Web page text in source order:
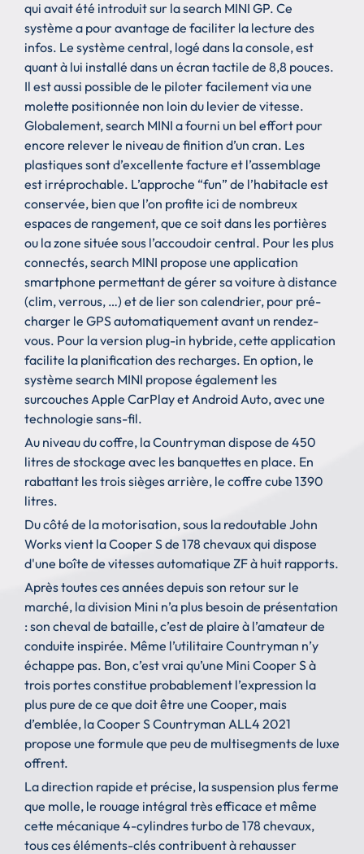
qui avait été introduit sur la search MINI GP. Ce
système a pour avantage de faciliter la lecture des
infos. Le système central, logé dans la console, est
quant à lui installé dans un écran tactile de 8,8 pouces.
Il est aussi possible de le piloter facilement via une
molette positionnée non loin du levier de vitesse.
Globalement, search MINI a fourni un bel effort pour
encore relever le niveau de finition d’un cran. Les
plastiques sont d’excellente facture et l’assemblage
est irréprochable. L’approche “fun” de l’habitacle est
conservée, bien que l’on profite ici de nombreux
espaces de rangement, que ce soit dans les portières
ou la zone située sous l’accoudoir central. Pour les plus
connectés, search MINI propose une application
smartphone permettant de gérer sa voiture à distance
(clim, verrous, …) et de lier son calendrier, pour pré-
charger le GPS automatiquement avant un rendez-
vous. Pour la version plug-in hybride, cette application
facilite la planification des recharges. En option, le
système search MINI propose également les
surcouches Apple CarPlay et Android Auto, avec une
technologie sans-fil.
Au niveau du coffre, la Countryman dispose de 450
litres de stockage avec les banquettes en place. En
rabattant les trois sièges arrière, le coffre cube 1390
litres.
Du côté de la motorisation, sous la redoutable John
Works vient la Cooper S de 178 chevaux qui dispose
d'une boîte de vitesses automatique ZF à huit rapports.
Après toutes ces années depuis son retour sur le
marché, la division Mini n’a plus besoin de présentation
: son cheval de bataille, c’est de plaire à l’amateur de
conduite inspirée. Même l’utilitaire Countryman n’y
échappe pas. Bon, c’est vrai qu’une Mini Cooper S à
trois portes constitue probablement l’expression la
plus pure de ce que doit être une Cooper, mais
d’emblée, la Cooper S Countryman ALL4 2021
propose une formule que peu de multisegments de luxe
offrent.
La direction rapide et précise, la suspension plus ferme
que molle, le rouage intégral très efficace et même
cette mécanique 4-cylindres turbo de 178 chevaux,
tous ces éléments-clés contribuent à rehausser